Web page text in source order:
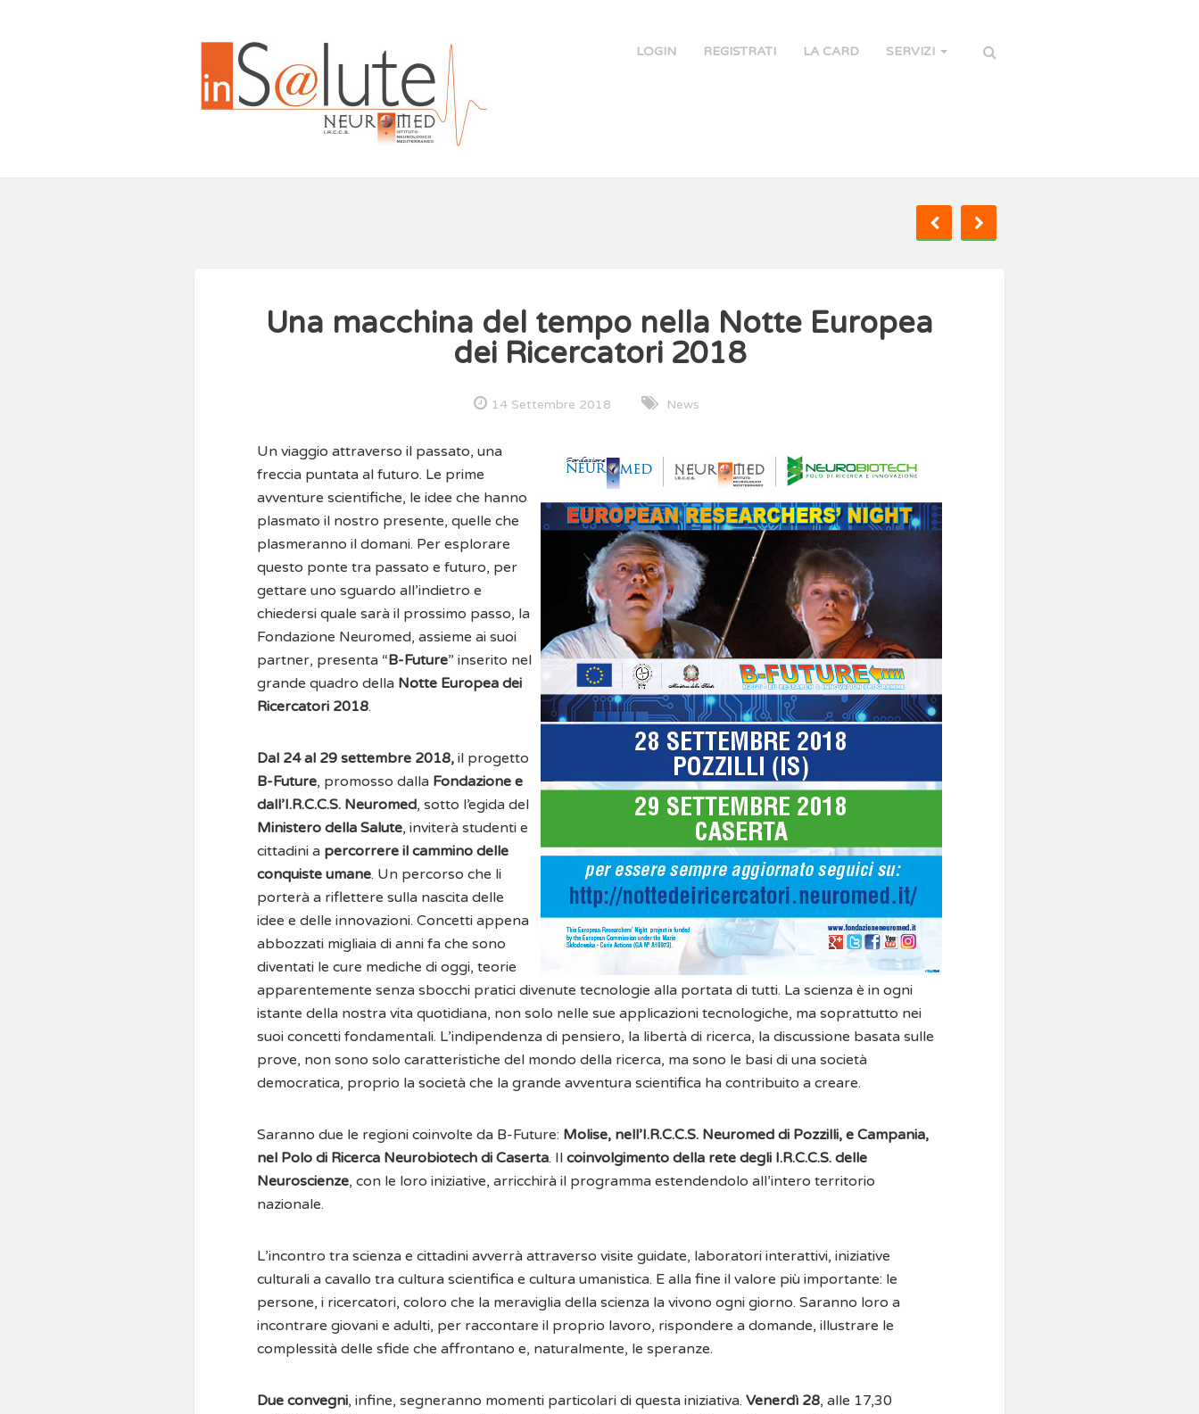
LOGIN REGISTRATI LA CARD SERVIZI
Una macchina del tempo nella Notte Europea
dei Ricercatori 2018
14 Settembre 2018 News
Un viaggio attraverso il passato, una
freccia puntata al futuro. Le prime
avventure scientifiche, le idee che hanno
plasmato il nostro presente, quelle che
plasmeranno il domani. Per esplorare
questo ponte tra passato e futuro, per
gettare uno sguardo all’indietro e
chiedersi quale sarà il prossimo passo, la
Fondazione Neuromed, assieme ai suoi
partner, presenta “B-Future” inserito nel
grande quadro della Notte Europea dei
Ricercatori 2018.
Dal 24 al 29 settembre 2018, il progetto
B-Future, promosso dalla Fondazione e
dall’I.R.C.C.S. Neuromed, sotto l’egida del
Ministero della Salute, inviterà studenti e
cittadini a percorrere il cammino delle
conquiste umane. Un percorso che li
porterà a riflettere sulla nascita delle
idee e delle innovazioni. Concetti appena
abbozzati migliaia di anni fa che sono
diventati le cure mediche di oggi, teorie
apparentemente senza sbocchi pratici divenute tecnologie alla portata di tutti. La scienza è in ogni
istante della nostra vita quotidiana, non solo nelle sue applicazioni tecnologiche, ma soprattutto nei
suoi concetti fondamentali. L’indipendenza di pensiero, la libertà di ricerca, la discussione basata sulle
prove, non sono solo caratteristiche del mondo della ricerca, ma sono le basi di una società
democratica, proprio la società che la grande avventura scientifica ha contribuito a creare.
Saranno due le regioni coinvolte da B-Future: Molise, nell’I.R.C.C.S. Neuromed di Pozzilli, e Campania,
nel Polo di Ricerca Neurobiotech di Caserta. Il coinvolgimento della rete degli I.R.C.C.S. delle
Neuroscienze, con le loro iniziative, arricchirà il programma estendendolo all’intero territorio
nazionale.
L’incontro tra scienza e cittadini avverrà attraverso visite guidate, laboratori interattivi, iniziative
culturali a cavallo tra cultura scientifica e cultura umanistica. E alla fine il valore più importante: le
persone, i ricercatori, coloro che la meraviglia della scienza la vivono ogni giorno. Saranno loro a
incontrare giovani e adulti, per raccontare il proprio lavoro, rispondere a domande, illustrare le
complessità delle sfide che affrontano e, naturalmente, le speranze.
Due convegni, infine, segneranno momenti particolari di questa iniziativa. Venerdì 28, alle 17,30